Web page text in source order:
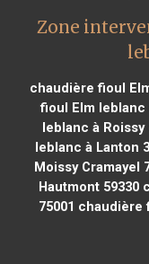
Zone
chaudière fioul
fioul Elm leblanc
leblanc à Roissy
leblanc à Lanton
Moissy Cramayel
Hautmont 59330
75001 chaudière